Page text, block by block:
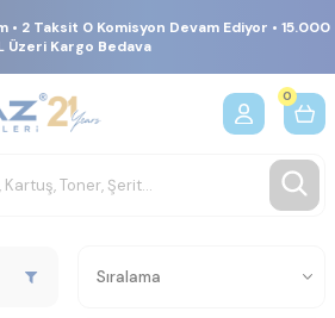
• 2 Taksit 0 Komisyon Devam Ediyor • 15.000
Üzeri Kargo Bedava
0